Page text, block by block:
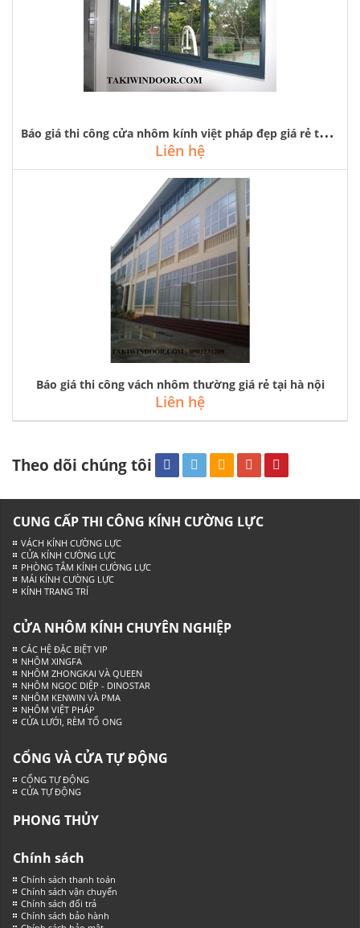
B
áo giá thi công cửa nhôm kính việt pháp đẹp giá rẻ tại hà nội
Liên hệ
Báo giá thi công vách nhôm thường giá rẻ tại hà nội
Liên hệ
Theo dõi chúng tôi
CUNG CẤP THI CÔNG KÍNH CƯỜNG LỰC
VÁCH KÍNH CƯỜNG LỰC
CỬA KÍNH CƯỜNG LỰC
PHÒNG TẮM KÍNH CƯỜNG LỰC
MÁI KÍNH CƯỜNG LỰC
KÍNH TRANG TRÍ
CỬA NHÔM KÍNH CHUYÊN NGHIỆP
CÁC HỆ ĐẶC BIỆT VIP
NHÔM XINGFA
NHÔM ZHONGKAI VÀ QUEEN
NHÔM NGỌC DIỆP - DINOSTAR
NHÔM KENWIN VÀ PMA
NHÔM VIỆT PHÁP
CỬA LƯỚI, RÈM TỔ ONG
CỔNG VÀ CỬA TỰ ĐỘNG
CỔNG TỰ ĐỘNG
CỬA TỰ ĐỘNG
PHONG THỦY
Chính sách
Chính sách thanh toán
Chính sách vận chuyển
Chính sách đổi trả
Chính sách bảo hành